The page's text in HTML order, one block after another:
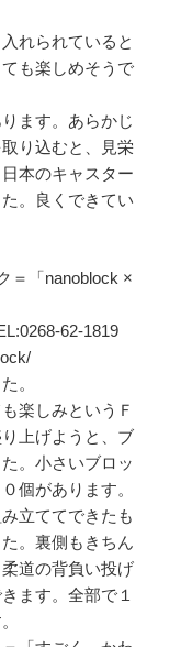
れられていると
も楽しめそうで
ます。あらかじ
り込むと、見栄
本のキャスター
。良くできてい
＝「nanoblock ×
62-1819
。
楽しみというＦ
上げようと、ブ
。小さいブロッ
個があります。
立ててできたも
。裏側もきちん
道の背負い投げ
ます。全部で１